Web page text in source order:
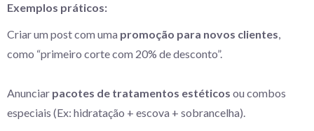
Exemplos práticos:
Criar um post com uma promoção para novos clientes,
como “primeiro corte com 20% de desconto”.
Anunciar pacotes de tratamentos estéticos ou combos
especiais (Ex: hidratação + escova + sobrancelha).